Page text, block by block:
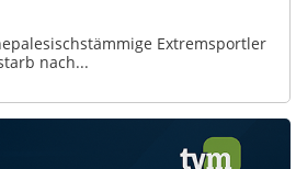
Extremsportler
nach...